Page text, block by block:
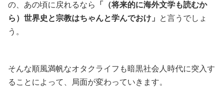
の、あの頃に戻れるなら
「（将来的に海外文学も読むか
ら）世界史と宗教はちゃんと学んでおけ」
と言うでしょ
う。
そんな順風満帆なオタクライフも暗黒社会人時代に突入す
ることによって、局面が変わっていきます。